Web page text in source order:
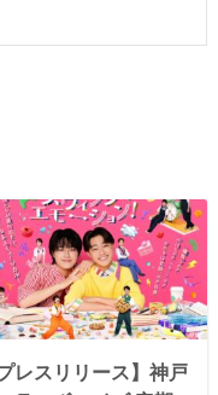
プレスリリース】神戸